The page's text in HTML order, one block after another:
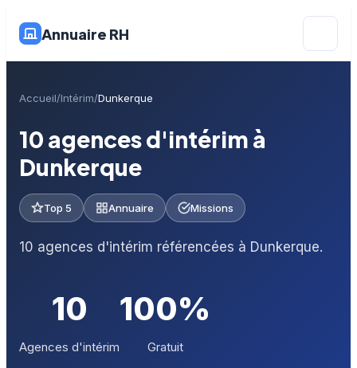
Annuaire RH
Accueil Intérim Dunkerque
10 agences d'intérim à
Dunkerque
Top 5 Annuaire Missions
10 agences d'intérim référencées à Dunkerque.
10
Agences d'intérim
100%
Gratuit